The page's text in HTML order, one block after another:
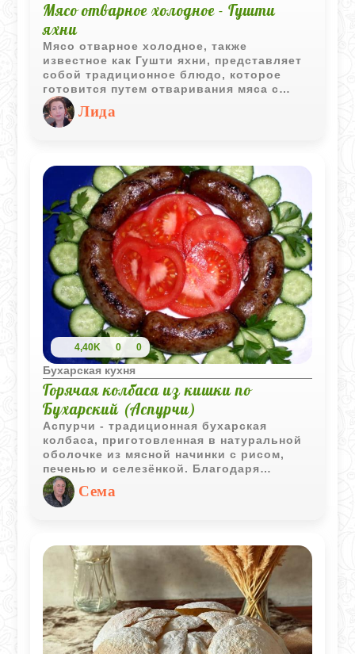
Мясо отварное холодное - Гушти
яхни
Мясо отварное холодное, также
известное как Гушти яхни, представляет
собой традиционное блюдо, которое
готовится путем отваривания мяса с
овощами до полной готовности, после
чего оно охлаждается. Затем нарезается
и подаётся в холодном виде.
Лида
4,40K 0 0
Бухарская кухня
Горячая колбаса из кишки по
Бухарский (Аспурчи)
Аспурчи - традиционная бухарская
колбаса, приготовленная в натуральной
оболочке из мясной начинки с рисом,
печенью и селезёнкой. Благодаря
медленной варке блюдо получается
сочным, насыщенным и сохраняет
характерный домашний вкус.
Сема